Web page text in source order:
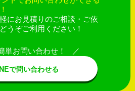
にお見積りのご相談・ご依
うぞご利用ください！
単お問い合わせ！
で問い合わせる